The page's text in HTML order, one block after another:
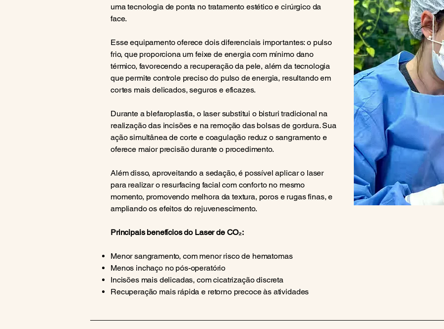
uma tecnologia de ponta no tratamento estético e cirúrgico da
face.
Esse equipamento oferece dois diferenciais importantes: o pulso
frio, que proporciona um feixe de energia com mínimo dano
térmico, favorecendo a recuperação da pele, além da tecnologia
que permite controle preciso do pulso de energia, resultando em
cortes mais delicados, seguros e eficazes.
Durante a blefaroplastia, o laser substitui o bisturi tradicional na
realização das incisões e na remoção das bolsas de gordura. Sua
ação simultânea de corte e coagulação reduz o sangramento e
oferece maior precisão durante o procedimento.
Além disso, aproveitando a sedação, é possível aplicar o laser
para realizar o resurfacing facial com conforto no mesmo
momento, promovendo melhora da textura, poros e rugas finas, e
ampliando os efeitos do rejuvenescimento.
Principais benefícios do Laser de CO₂:
Menor sangramento, com menor risco de hematomas
Menos inchaço no pós-operatório
Incisões mais delicadas, com cicatrização discreta
Recuperação mais rápida e retorno precoce às atividades